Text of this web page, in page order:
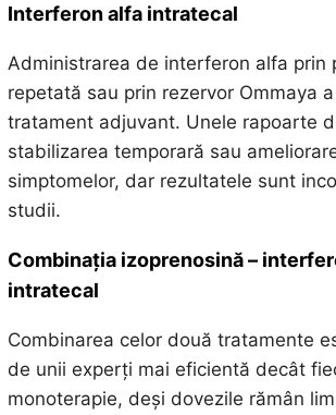
Interferon alfa intratecal
Administrarea de interferon alfa prin
repetată sau prin rezervor Ommaya
tratament adjuvant. Unele rapoarte
stabilizarea temporară sau
simptomelor, dar rezultatele sunt
studii.
Combinația izoprenosină –
intratecal
Combinarea celor două tratamente
de unii experți mai eficientă decât
monoterapie, deși dovezile rămân